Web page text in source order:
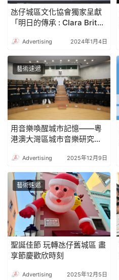
氹仔城區文化協會獨家呈獻
「明日的傳承 : Clara Brito
Advertising 2024年1月4日
藝術速遞
用音樂喚醒城市記憶——粵
港澳大灣區城市音樂研究論
Advertising 2025年12月9日
藝術速遞
聖誕佳節 玩轉氹仔舊城區 盡
享節慶歡欣時刻
Advertising 2025年12月5日